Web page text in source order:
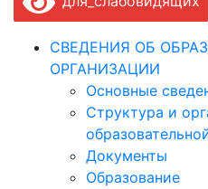
записям
СВЕДЕНИЯ ОБ
ОРГАНИЗАЦИИ
Основные
Структура и
Документы
Образование